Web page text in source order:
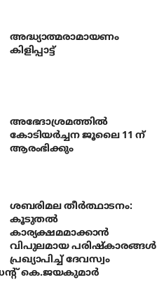
അദ്ധ്യാത്മരാമായണം
കിളിപ്പാട്ട്
അഭേദാശ്രമത്തില്‍
കോടിയര്‍ച്ചന ജൂലൈ 11 ന്
ആരംഭിക്കും
ശബരിമല തീര്‍ത്ഥാടനം:
കൂടുതല്‍
കാര്യക്ഷമമാക്കാന്‍
വിപുലമായ പരിഷ്‌കാരങ്ങള്‍
പ്രഖ്യാപിച്ച് ദേവസ്വം
കെ.ജയകുമാര്‍